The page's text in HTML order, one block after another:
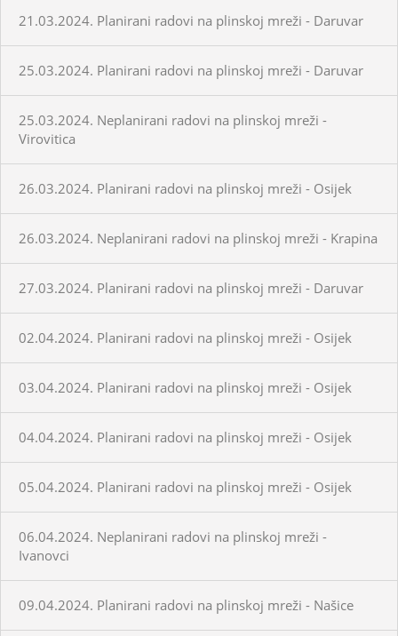
21.03.2024. Planirani radovi na plinskoj mreži - Daruvar
25.03.2024. Planirani radovi na plinskoj mreži - Daruvar
25.03.2024. Neplanirani radovi na plinskoj mreži -
Virovitica
26.03.2024. Planirani radovi na plinskoj mreži - Osijek
26.03.2024. Neplanirani radovi na plinskoj mreži - Krapina
27.03.2024. Planirani radovi na plinskoj mreži - Daruvar
02.04.2024. Planirani radovi na plinskoj mreži - Osijek
03.04.2024. Planirani radovi na plinskoj mreži - Osijek
04.04.2024. Planirani radovi na plinskoj mreži - Osijek
05.04.2024. Planirani radovi na plinskoj mreži - Osijek
06.04.2024. Neplanirani radovi na plinskoj mreži -
Ivanovci
09.04.2024. Planirani radovi na plinskoj mreži - Našice